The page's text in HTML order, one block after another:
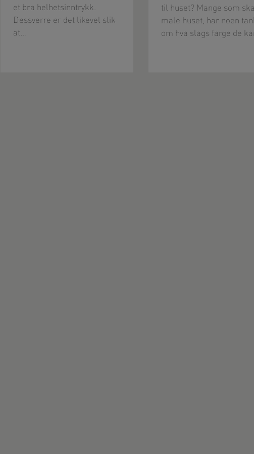
et bra helhetsinntrykk.
Dessverre er det likevel slik
at…
til huset? Mange som
male huset, har noen
om hva slags farge de